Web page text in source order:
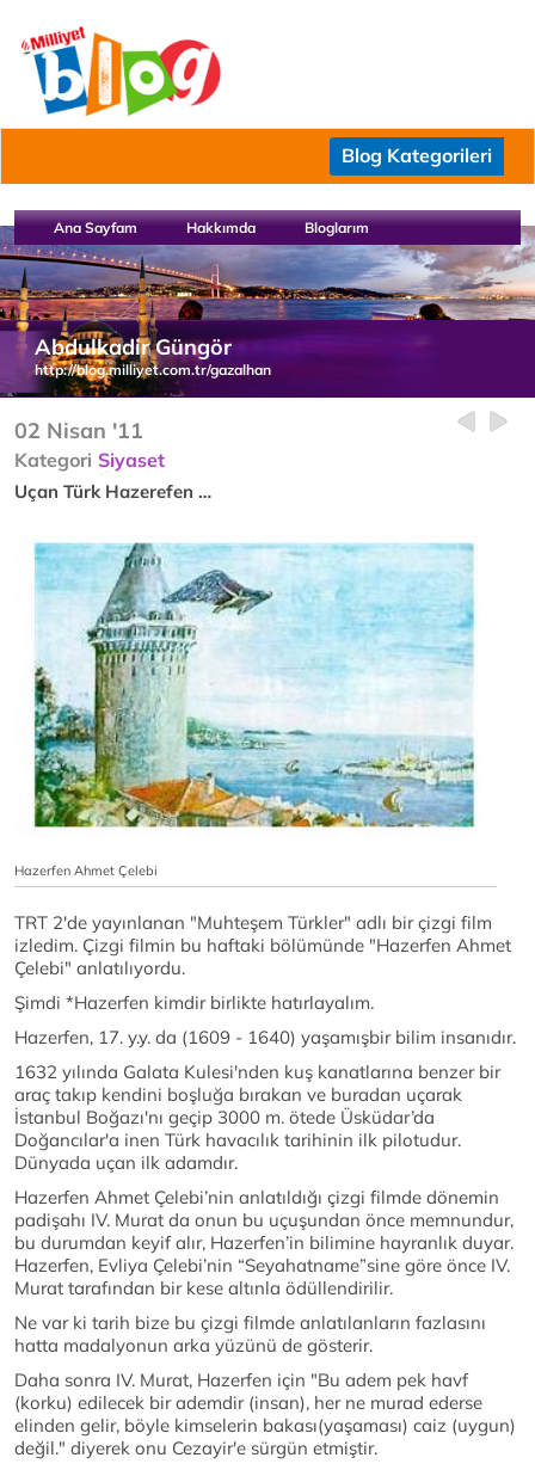
Blog Kategorileri
Ana Sayfam Hakkımda Bloglarım
Abdulkadir Güngör
http://blog.milliyet.com.tr/gazalhan
02 Nisan '11
Kategori Siyaset
Uçan Türk Hazerefen …
Hazerfen Ahmet Çelebi
TRT 2'de yayınlanan "Muhteşem Türkler" adlı bir çizgi film
izledim. Çizgi filmin bu haftaki bölümünde "Hazerfen Ahmet
Çelebi" anlatılıyordu.
Şimdi *Hazerfen kimdir birlikte hatırlayalım.
Hazerfen, 17. y.y. da (1609 - 1640) yaşamışbir bilim insanıdır.
1632 yılında Galata Kulesi'nden kuş kanatlarına benzer bir
araç takıp kendini boşluğa bırakan ve buradan uçarak
İstanbul Boğazı'nı geçip 3000 m. ötede Üsküdar’da
Doğancılar'a inen Türk havacılık tarihinin ilk pilotudur.
Dünyada uçan ilk adamdır.
Hazerfen Ahmet Çelebi’nin anlatıldığı çizgi filmde dönemin
padişahı IV. Murat da onun bu uçuşundan önce memnundur,
bu durumdan keyif alır, Hazerfen’in bilimine hayranlık duyar.
Hazerfen, Evliya Çelebi’nin “Seyahatname”sine göre önce IV.
Murat tarafından bir kese altınla ödüllendirilir.
Ne var ki tarih bize bu çizgi filmde anlatılanların fazlasını
hatta madalyonun arka yüzünü de gösterir.
Daha sonra IV. Murat, Hazerfen için "Bu adem pek havf
(korku) edilecek bir ademdir (insan), her ne murad ederse
elinden gelir, böyle kimselerin bakası(yaşaması) caiz (uygun)
değil." diyerek onu Cezayir'e sürgün etmiştir.